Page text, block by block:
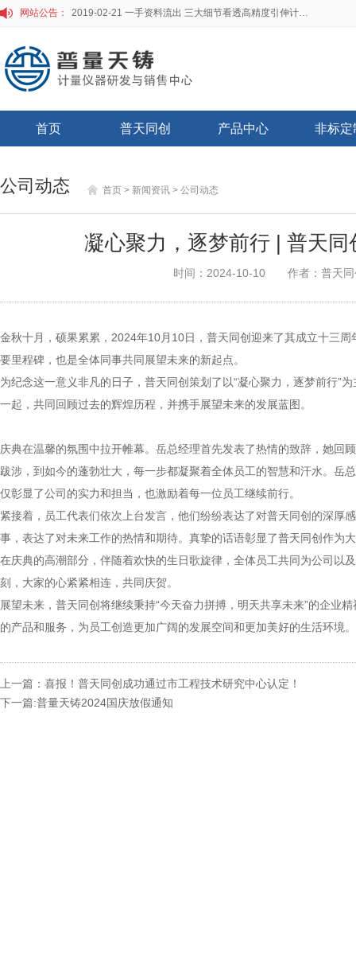
网站公告： 2019-02-21 一手资料流出 三大细节看透高精度引伸计标定仪
首页 普天同创 产品中心 非标定
公司动态 首页 > 新闻资讯 > 公司动态
凝心聚力，逐梦前行 | 普天
时间：2024-10-10 作者：普天
金秋十月，硕果累累，2024年10月10日，普天同创迎来了其成立十三
要里程碑，也是全体同事共同展望未来的新起点。
为纪念这一意义非凡的日子，普天同创策划了以“凝心聚力，逐梦前行”
一起，共同回顾过去的辉煌历程，并携手展望未来的发展蓝图。
庆典在温馨的氛围中拉开帷幕。岳总经理首先发表了热情的致辞，她回
跋涉，到如今的蓬勃壮大，每一步都凝聚着全体员工的智慧和汗水。岳
仅彰显了公司的实力和担当，也激励着每一位员工继续前行。
紧接着，员工代表们依次上台发言，他们纷纷表达了对普天同创的深厚
事，表达了对未来工作的热情和期待。真挚的话语彰显了普天同创作为
在庆典的高潮部分，伴随着欢快的生日歌旋律，全体员工共同为公司以
刻，大家的心紧紧相连，共同庆贺。
展望未来，普天同创将继续秉持“今天奋力拼搏，明天共享未来”的企业
的产品和服务，为员工创造更加广阔的发展空间和更加美好的生活环境
上一篇：喜报！普天同创成功通过市工程技术研究中心认定！
下一篇:普量天铸2024国庆放假通知